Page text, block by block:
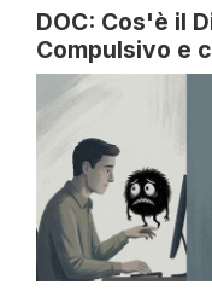
DOC: Cos'è il
Compulsivo e